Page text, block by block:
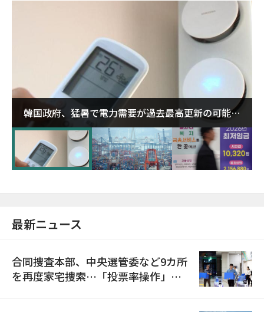
韓国政府、猛暑で電力需要が過去最高更新の可能性
に需給対応体制を点検
最新ニュース
合同捜査本部、中央選管委など9カ所
を再度家宅捜索…「投票率操作」の